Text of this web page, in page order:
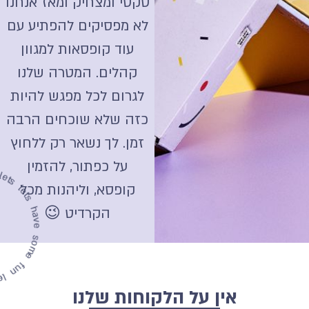
לא מפסיקים להפתיע עם
עוד קופסאות למגוון
קהלים. המטרה שלנו
לגרום לכל מפגש להיות
כזה שלא שוכחים הרבה
זמן. לך נשאר רק ללחוץ
על כפתור, להזמין
קופסא, וליהנות מכל
הקרדיט 😉
fu
fun
אין על הלקוחות שלנו